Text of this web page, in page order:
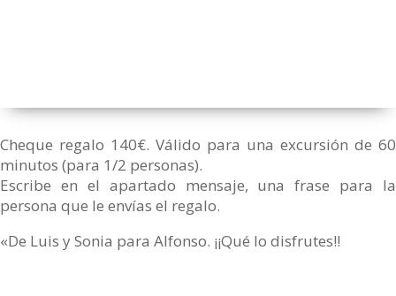
Cheque regalo 140€. Válido para una excursión de 60
minutos (para 1/2 personas).
Escribe en el apartado mensaje, una frase para la
persona que le envías el regalo.
«De Luis y Sonia para Alfonso. ¡¡Qué lo disfrutes!!